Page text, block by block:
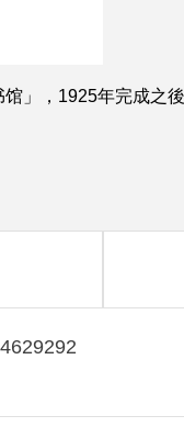
」，1925年完成之